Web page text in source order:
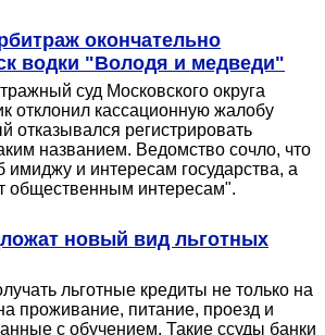
окончательно
водки "Володя и медведи"
суд Московского округа
отклонил кассационную жалобу
отказывался регистрировать
названием. Ведомство сочло, что
и интересам государства, а
общественным интересам".
новый вид льготных
льготные кредиты не только на
проживание, питание, проезд и
с обучением. Такие ссуды банки